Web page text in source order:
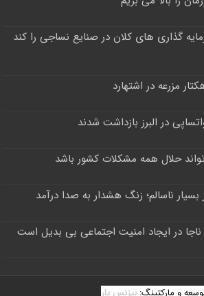
گذاری های کلان در صنایع نساجی را کند
حلال همه مشکلات کشور باشد
ناسالم؛ زنگ هشدار به صدا درآمد
ناجا در ایجاد امنیت اجتماعی بی بدیل است
و مارکتینگ: بیزنس یار